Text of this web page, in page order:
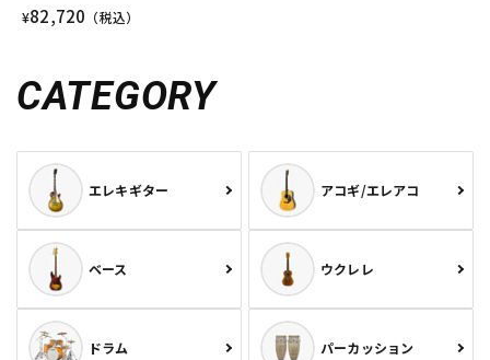
¥82,720 （税込）
CATEGORY
エレキギター アコギ/エレアコ
ベース ウクレレ
ドラム パーカッション